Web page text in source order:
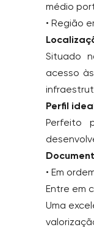
médio
• Região
Situado
acesso
Perfil
Perfeito
• Em
Entre em
Uma